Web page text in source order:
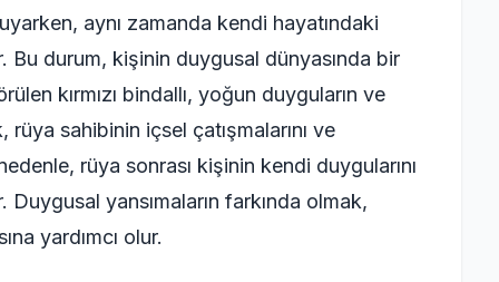
aynı zamanda kendi hayatındaki
durum, kişinin duygusal dünyasında bir
kırmızı bindallı, yoğun duyguların ve
rüya sahibinin içsel çatışmalarını ve
rüya sonrası kişinin kendi duygularını
yansımaların farkında olmak,
yardımcı olur.